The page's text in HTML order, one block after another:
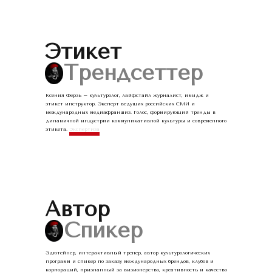
Этикет
☰Трендсеттер
Ксения Ферзь – культуролог, лайфстайл журналист, имидж и
этикет инструктор. Эксперт ведущих российских СМИ и
международных медиафраншиз. Голос, формирующий тренды в
динамичной индустрии коммуникативной культуры и современного
этикета.
Экспертиза
Автор
☰Спикер
Эдютейнер, интерактивный тренер, автор культурологических
программ и спикер по заказу международных брендов, клубов и
корпораций, признанный за визионерство, креативность и качество